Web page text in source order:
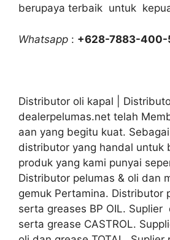
berupaya terbaik untuk
Whatsapp : +628-7883-400-
Distributor oli kapal |
dealerpelumas.net telah
aan yang begitu kuat.
distributor yang handal untuk
produk yang kami punyai
Distributor pelumas & oli dan
gemuk Pertamina. Distributor
serta greases BP OIL. Suplier
serta grease CASTROL.